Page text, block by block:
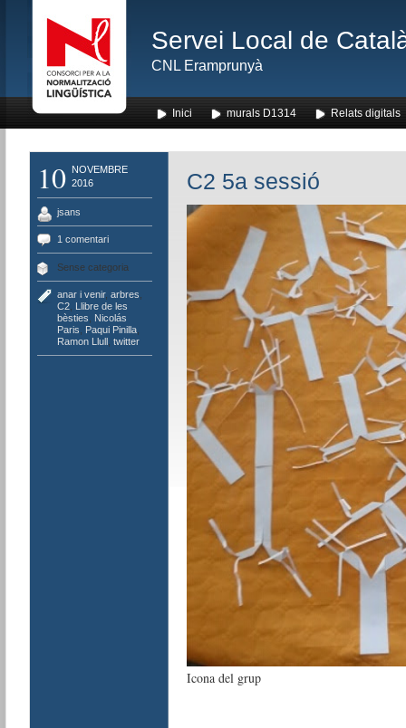
Servei Local de
CNL Eramprunyà
Inici murals D1314 Relats digitals
10
NOVEMBRE
2016
jsans
1 comentari
Sense categoria
anar i venir, arbres
C2, Llibre de les
bèsties
Nicolás
Paris
Paqui Pinilla,
Ramon Llull, twitter
C2 5a sessió
Icona del grup